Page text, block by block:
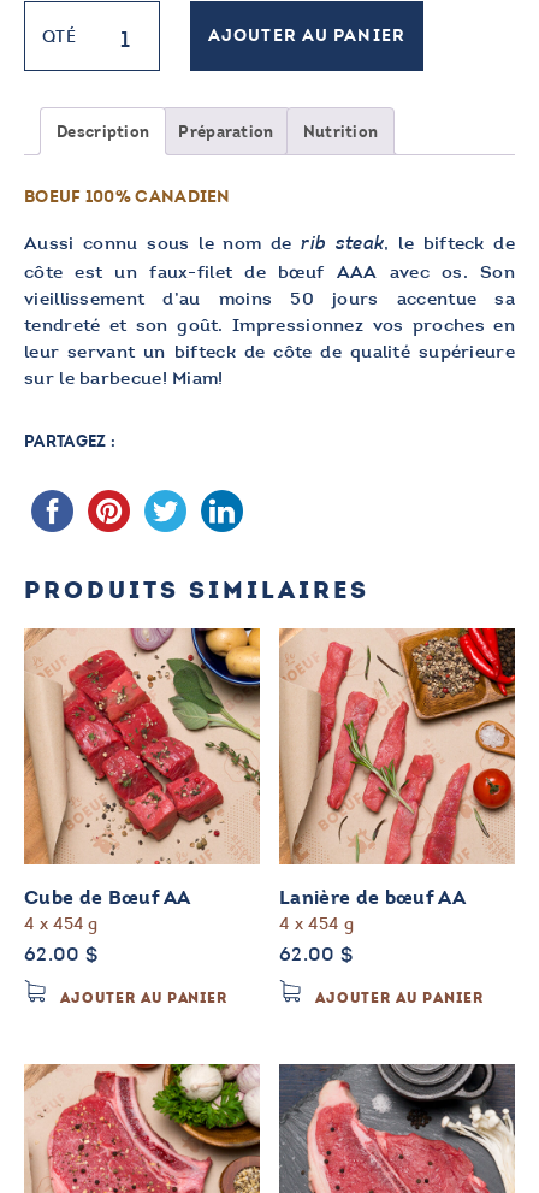
QTÉ
Bifteck
côte
AAA
AJOUTER AU PANIER
Description Préparation Nutrition
BOEUF 100% CANADIEN
Aussi connu sous le nom derib steak, le bifteck de
côte est un faux-filet de bœuf AAA avec os. Son
vieillissement d’au moins 50 jours accentue sa
tendreté et son goût. Impressionnez vos proches en
leur servant un bifteck de côte de qualité supérieure
sur le barbecue! Miam!
PARTAGEZ :
PRODUITS SIMILAIRES
Cube de Bœuf AA
4 x 454 g
62.00 $
AJOUTER AU PANIER
Lanière de bœuf AA
4 x 454 g
62.00 $
AJOUTER AU PANIER